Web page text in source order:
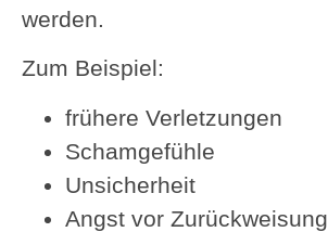
werden.
Zum Beispiel:
frühere Verletzungen
Schamgefühle
Unsicherheit
Angst vor Zurückweisung